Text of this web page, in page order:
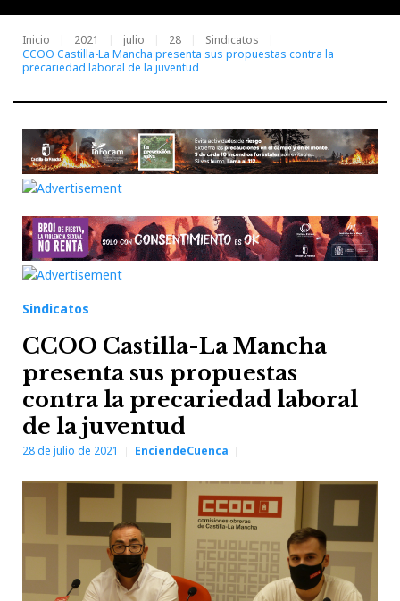
Inicio 2021 julio 28
Sindicatos
CCOO Castilla-La Mancha presenta sus propuestas contra la
precariedad laboral de la juventud
Sindicatos
CCOO Castilla-La Mancha
presenta sus propuestas
contra la precariedad laboral
de la juventud
28 de julio de 2021 EnciendeCuenca